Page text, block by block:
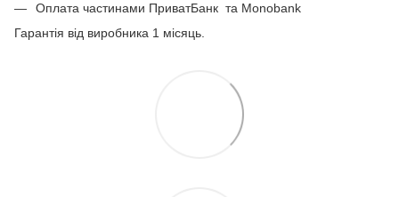
Оплата частинами ПриватБанк та Monobank
Гарантія від виробника 1 місяць.